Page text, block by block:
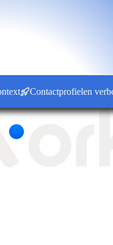
Contactprofielen